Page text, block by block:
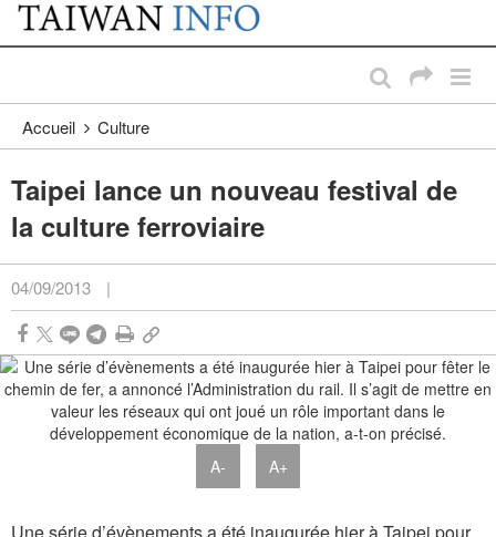
Passer au contenu principal
:::
Accueil Culture
Taipei lance un nouveau festival de
la culture ferroviaire
04/09/2013 |
A- A+